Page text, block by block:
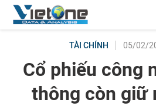
TÀI CHÍNH 05/02/
Cổ phiếu công
thông còn giữ